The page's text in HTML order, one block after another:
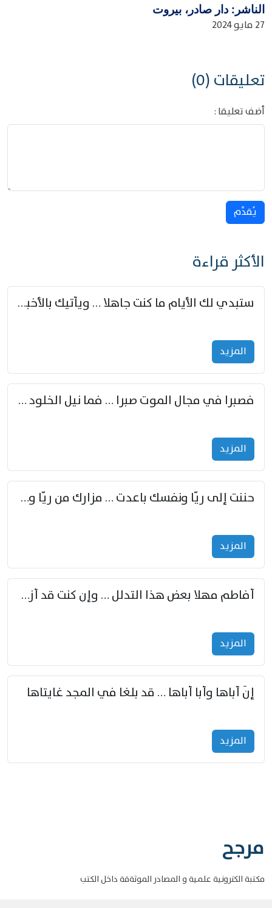
الناشر: دار صادر، بيروت
27 مايو 2024
تعليقات (0)
أضف تعليقا :
يُقدِّم
الأكثر قراءة
ستبدي لك الأيام ما كنت جاهلا … ويأتيك بالأخبار من لم تزوّد
المزید
فصبرا في مجال الموت صبرا … فما نيل الخلود بمستطاع
المزید
حننت إلى ريّا ونفسك باعدت … مزارك من ريّا وشعباكما معا
المزید
أفاطم مهلا بعض هذا التدلل … وإن كنت قد أزمعت صرمي فأجملي
المزید
إنّ أباها وأبا أباها … قد بلغا في المجد غايتاها
المزید
مرجح
مكتبة الكترونية علمية و المصادر الموثةقة داخل الكتب